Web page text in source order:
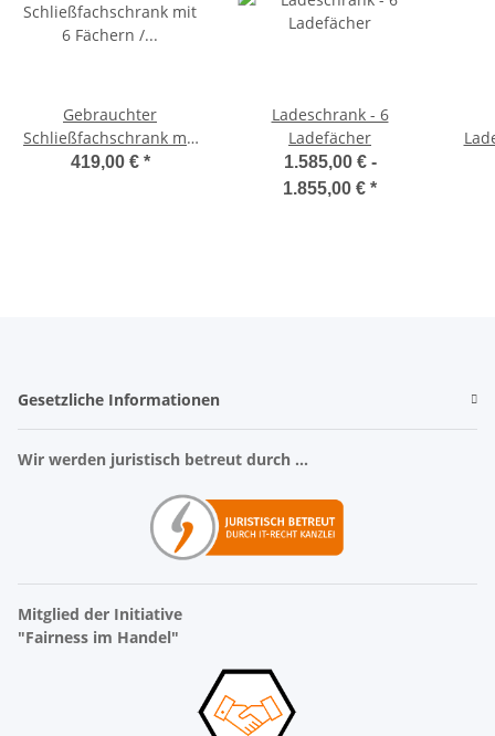
Gebrauchter
Schließfachschrank mit
6 Fächern / D0003
419,00 € *
Ladeschrank - 6
Ladefächer
1.585,00 € -
1.855,00 € *
Gesetzliche Informationen
Wir werden juristisch betreut durch ...
Mitglied der Initiative
"Fairness im Handel"